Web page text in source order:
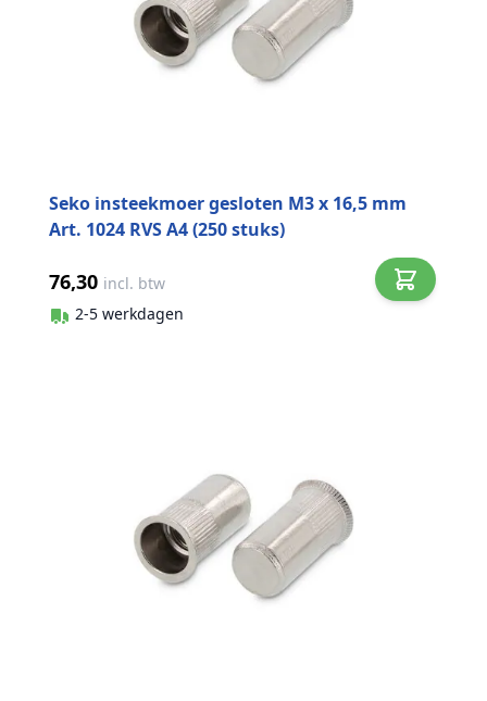
Seko insteekmoer gesloten M3 x 16,5 mm
Art. 1024 RVS A4 (250 stuks)
76,30 incl. btw
2-5 werkdagen